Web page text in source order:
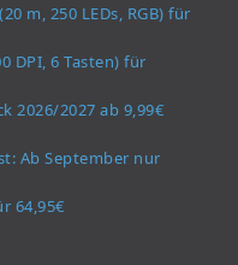
m, 250 LEDs, RGB) für
DPI, 6 Tasten) für
2026/2027 ab 9,99€
Ab September nur
64,95€